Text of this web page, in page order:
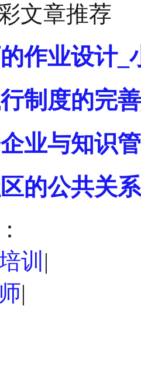
文章推荐
作业设计_
制度的完
业与知识
的公共关
训 |
|